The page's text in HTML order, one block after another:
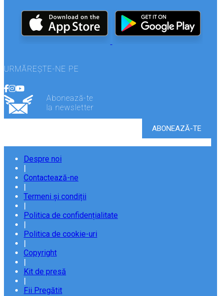
URMĂREȘTE-NE PE
Abonează-te
la newsletter
Despre noi
|
Contactează-ne
|
Termeni și condiții
|
Politica de confidențialitate
|
Politica de cookie-uri
|
Copyright
|
Kit de presă
|
Fii Pregătit